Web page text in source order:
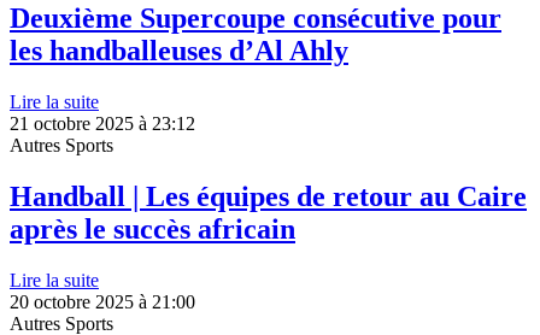
Deuxième Supercoupe consécutive pour
les handballeuses d’Al Ahly
Lire la suite
21 octobre 2025 à 23:12
Autres Sports
Handball | Les équipes de retour au Caire
après le succès africain
Lire la suite
20 octobre 2025 à 21:00
Autres Sports